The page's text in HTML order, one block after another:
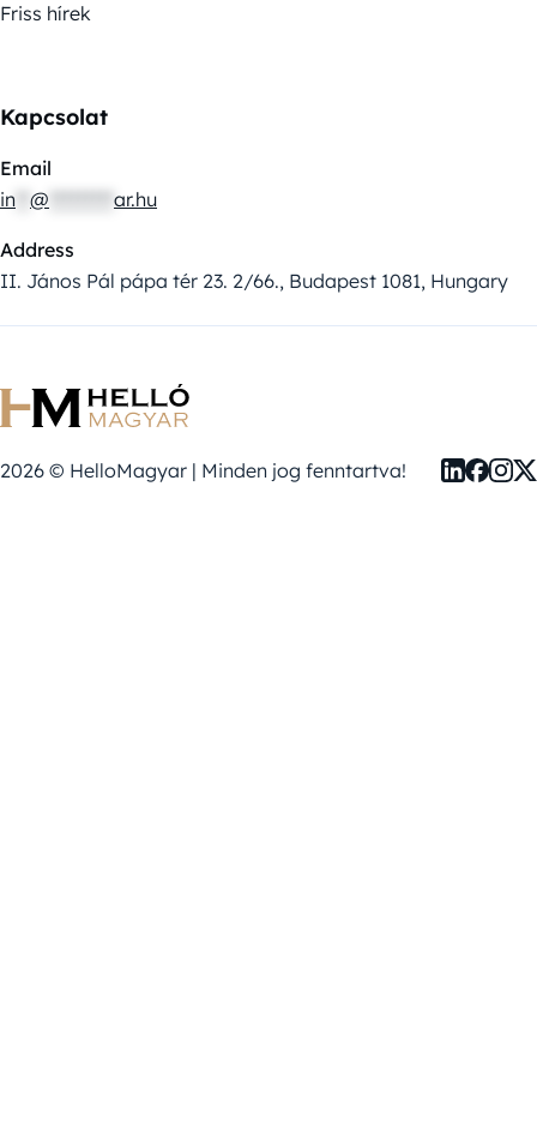
Friss hírek
Kapcsolat
Email
in @ ar.hu
Address
II. János Pál pápa tér 23. 2/66., Budapest 1081, Hungary
2026 © HelloMagyar | Minden jog fenntartva!